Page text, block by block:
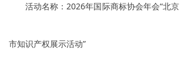
活动名称：2026年国际商标协会年会“北京
市知识产权展示活动”